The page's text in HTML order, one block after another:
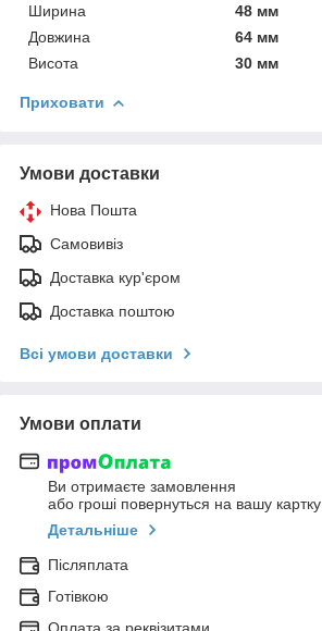
Ширина
48 мм
Довжина
64 мм
Висота
30 мм
Приховати
Умови доставки
Нова Пошта
Самовивіз
Доставка кур'єром
Доставка поштою
Всі умови доставки
Умови оплати
Ви отримаєте замовлення
або гроші повернуться на вашу картку
Детальніше
Післяплата
Готівкою